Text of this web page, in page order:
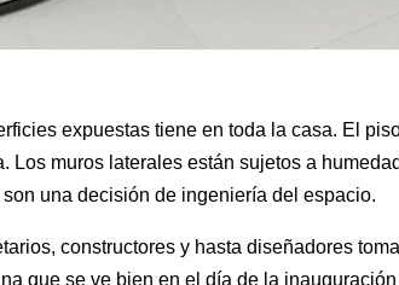
expuestas tiene en toda la casa. El
Los muros laterales están sujetos a
una decisión de ingeniería del espacio.
constructores y hasta diseñadores
que se ve bien en el día de la